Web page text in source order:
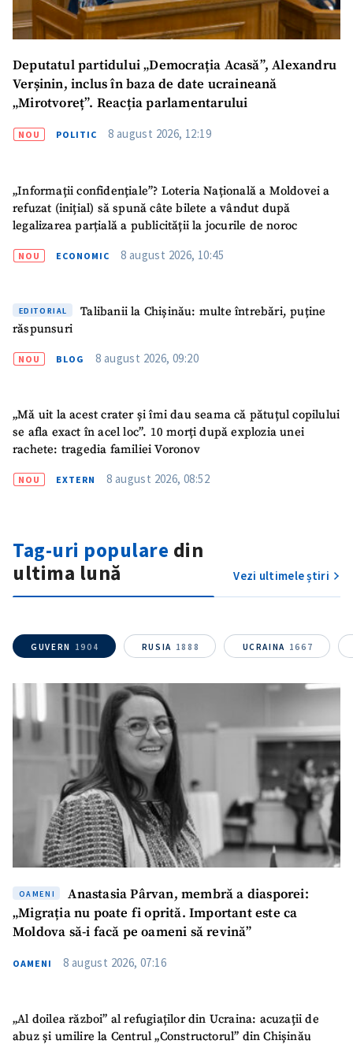
Deputatul partidului „Democrația Acasă”, Alexandru
Verșinin, inclus în baza de date ucraineană
„Mirotvoreț”. Reacția parlamentarului
NOU POLITIC 8 august 2026, 12:19
„Informații confidențiale”? Loteria Națională a Moldovei a
refuzat (inițial) să spună câte bilete a vândut după
legalizarea parțială a publicității la jocurile de noroc
NOU ECONOMIC 8 august 2026, 10:45
EDITORIAL
Talibanii la Chișinău: multe întrebări, puține
răspunsuri
NOU BLOG 8 august 2026, 09:20
„Mă uit la acest crater și îmi dau seama că pătuțul copilului
se afla exact în acel loc”. 10 morți după explozia unei
rachete: tragedia familiei Voronov
NOU EXTERN 8 august 2026, 08:52
Tag-uri populare din
ultima lună
Vezi ultimele știri
GUVERN 1904 RUSIA 1888 UCRAINA 1667
OAMENI
Anastasia Pârvan, membră a diasporei:
„Migrația nu poate fi oprită. Important este ca
Moldova să-i facă pe oameni să revină”
OAMENI 8 august 2026, 07:16
„Al doilea război” al refugiaților din Ucraina: acuzații de
abuz și umilire la Centrul „Constructorul” din Chișinău